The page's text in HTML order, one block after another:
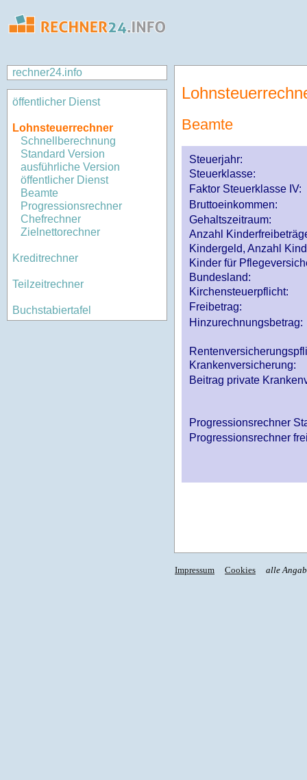
rechner24.info
öffentlicher Dienst
Lohnsteuerrechner
Schnellberechnung
Standard Version
ausführliche Version
öffentlicher Dienst
Beamte
Progressionsrechner
Chefrechner
Zielnettorechner
Kreditrechner
Teilzeitrechner
Buchstabiertafel
Beamte
Steuerjahr:
Steuerklasse:
Faktor Steuerklasse IV:
Bruttoeinkommen:
Gehaltszeitraum:
Anzahl
Kindergeld, Anzahl
Kinder für
Bundesland:
Kirchensteuerpflicht:
Freibetrag:
Hinzurechnungsbetrag:
Krankenversicherung:
Beitrag private
Progressionsrechner
Progressionsrechner
Impressum Cookies alle